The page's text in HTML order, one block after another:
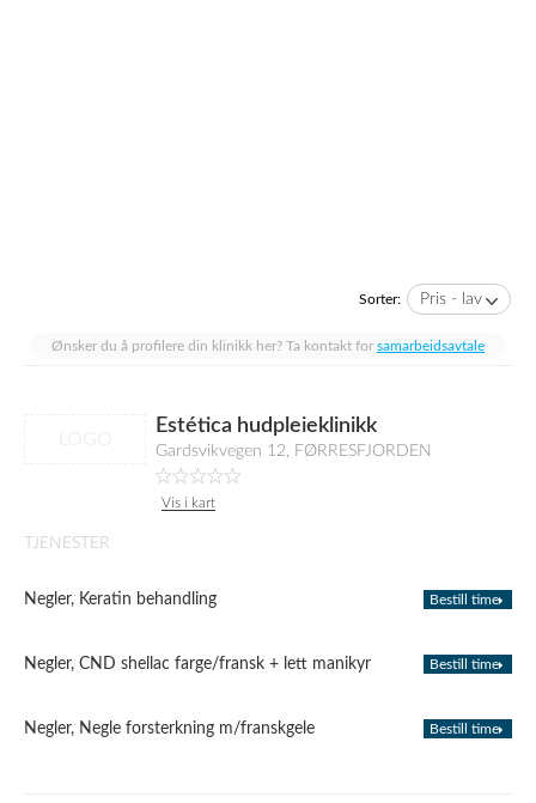
Sorter: Pris - lav
Ønsker du å profilere din klinikk her? Ta kontakt for samarbeidsavtale
Estética hudpleieklinikk
Gardsvikvegen 12, FØRRESFJORDEN
Vis i kart
TJENESTER
Negler, Keratin behandling Bestill time
Negler, CND shellac farge/fransk + lett manikyr Bestill time
Negler, Negle forsterkning m/franskgele Bestill time